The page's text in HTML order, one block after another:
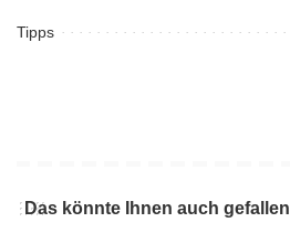
Tipps
Das könnte Ihnen auch gefallen